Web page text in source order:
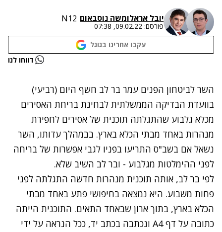
יובל אראלומשה נוסבאום N12
פורסם: 09.02.22, 07:38
עקבו אחרינו בגוגל
נתקלנו בבעיה דווחו לנו
השר לביטחון הפנים עמר בר לב חשף היום (רביעי)
בוועדת הבדיקה הממשלתית לבחינת בריחת האסירים
מכלא גלבוע שהתגלתה תוכנית של אסירים לחפירת
מנהרות באחד מבתי הכלא בארץ. בבמהלך עדותו, השר
נשאל אם בשב"ס התריעו בפניו לגבי אפשרות של בריחה
לפני ההימלטות מגלבוע - ובר לב השיב שלא.
לפי בר לב, אותה תוכנית מנהרות חדשה התגלתה לפני
פחות משבוע. היא נמצאה בחיפושי פתע באחד מבתי
הכלא בארץ, בתוך ארון שבאחד התאים. התוכנית הייתה
כתובה על דף A4 ונכתבה בכתב יד, ככל הנראה על ידי